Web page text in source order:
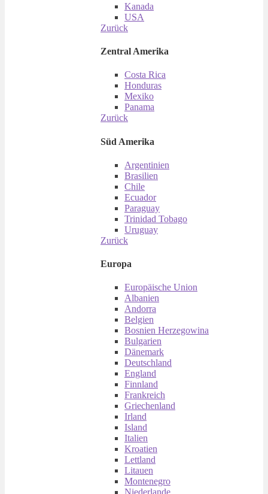
Kanada
USA
Zurück
Zentral Amerika
Costa Rica
Honduras
Mexiko
Panama
Zurück
Süd Amerika
Argentinien
Brasilien
Chile
Ecuador
Paraguay
Trinidad Tobago
Uruguay
Zurück
Europa
Europäische Union
Albanien
Andorra
Belgien
Bosnien Herzegowina
Bulgarien
Dänemark
Deutschland
England
Finnland
Frankreich
Griechenland
Irland
Island
Italien
Kroatien
Lettland
Litauen
Montenegro